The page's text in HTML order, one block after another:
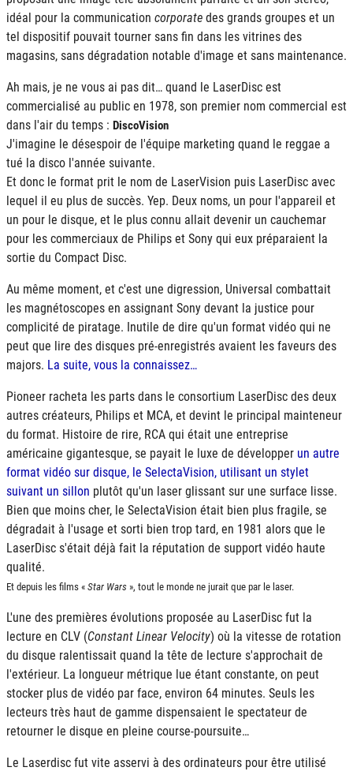
idéal pour la communication corporate des grands groupes et un
tel dispositif pouvait tourner sans fin dans les vitrines des
magasins, sans dégradation notable d'image et sans maintenance.
Ah mais, je ne vous ai pas dit… quand le LaserDisc est
commercialisé au public en 1978, son premier nom commercial est
dans l'air du temps : DiscoVision
J'imagine le désespoir de l'équipe marketing quand le reggae a
tué la disco l'année suivante.
Et donc le format prit le nom de LaserVision puis LaserDisc avec
lequel il eu plus de succès. Yep. Deux noms, un pour l'appareil et
un pour le disque, et le plus connu allait devenir un cauchemar
pour les commerciaux de Philips et Sony qui eux préparaient la
sortie du Compact Disc.
Au même moment, et c'est une digression, Universal combattait
les magnétoscopes en assignant Sony devant la justice pour
complicité de piratage. Inutile de dire qu'un format vidéo qui ne
peut que lire des disques pré-enregistrés avaient les faveurs des
majors. La suite, vous la connaissez…
Pioneer racheta les parts dans le consortium LaserDisc des deux
autres créateurs, Philips et MCA, et devint le principal mainteneur
du format. Histoire de rire, RCA qui était une entreprise
américaine gigantesque, se payait le luxe de développer un autre
format vidéo sur disque, le SelectaVision, utilisant un stylet
suivant un sillon plutôt qu'un laser glissant sur une surface lisse.
Bien que moins cher, le SelectaVision était bien plus fragile, se
dégradait à l'usage et sorti bien trop tard, en 1981 alors que le
LaserDisc s'était déjà fait la réputation de support vidéo haute
qualité.
Et depuis les films « Star Wars », tout le monde ne jurait que par le laser.
L'une des premières évolutions proposée au LaserDisc fut la
lecture en CLV (Constant Linear Velocity) où la vitesse de rotation
du disque ralentissait quand la tête de lecture s'approchait de
l'extérieur. La longueur métrique lue étant constante, on peut
stocker plus de vidéo par face, environ 64 minutes. Seuls les
lecteurs très haut de gamme dispensaient le spectateur de
retourner le disque en pleine course-poursuite…
Le Laserdisc fut vite asservi à des ordinateurs pour être utilisé